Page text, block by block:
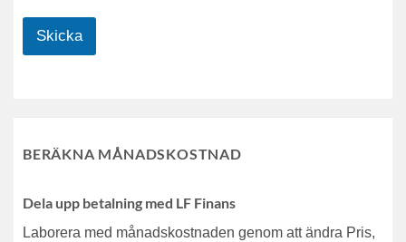
Skicka
BERÄKNA MÅNADSKOSTNAD
Dela upp betalning med LF Finans
Laborera med månadskostnaden genom att ändra Pris,